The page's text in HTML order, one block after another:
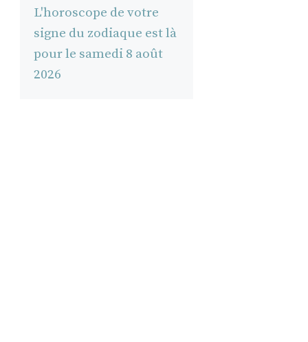
L'horoscope de votre
signe du zodiaque est là
pour le samedi 8 août
2026